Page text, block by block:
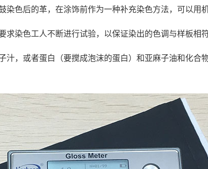
色后的革，在涂饰前作为一种补充染色方法，可以用
染色工人不断进行试验，以保证染出的色调与样板相符
，或者蛋白（要搅成泡沫的蛋白）和亚麻子油和化合物